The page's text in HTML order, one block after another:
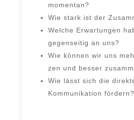
momentan?
Wie stark ist der
Welche Erwartungen
gegen­sei­tig an uns?
Wie kön­nen wir uns
zen und bes­ser
Wie lässt sich die
Kommunikation fördern?